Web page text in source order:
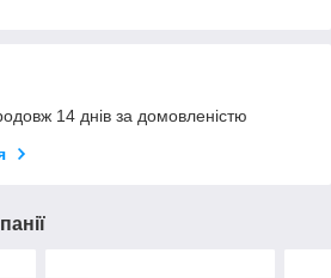
14 днів за домовленістю